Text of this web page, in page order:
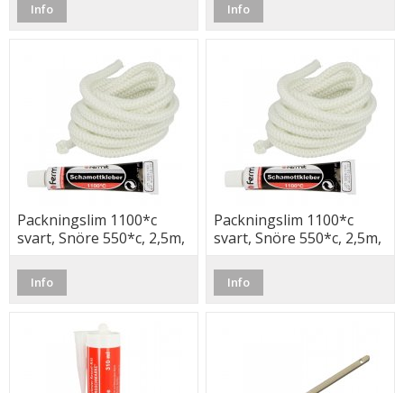
Info Info
Packningslim 1100*c
svart, Snöre 550*c, 2,5m,
Info
Packningslim 1100*c
svart, Snöre 550*c, 2,5m,
Info